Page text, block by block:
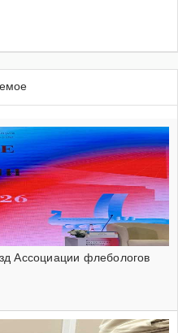
Ассоциации флебологов